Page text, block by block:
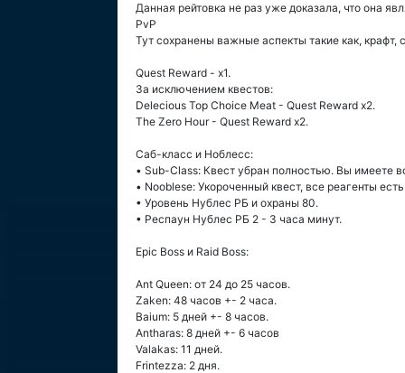
Данная рейтовка не раз уже доказала, что она
PvP
Тут сохранены важные аспекты такие как,
Quest Reward - x1.
За исключением квестов:
Delecious Top Choice Meat - Quest Reward x2.
The Zero Hour - Quest Reward x2.
Саб-класс и Ноблесс:
• Sub-Class: Квест убран полностью. Вы имеете
• Nooblese: Укороченный квест, все реагенты
• Уровень Нублес РБ и охраны 80.
• Респаун Нублес РБ 2 - 3 часа минут.
Epic Boss и Raid Boss:
Ant Queen: от 24 до 25 часов.
Zaken: 48 часов +- 2 часа.
Baium: 5 дней +- 8 часов.
Antharas: 8 дней +- 6 часов
Valakas: 11 дней.
Frintezza: 2 дня.